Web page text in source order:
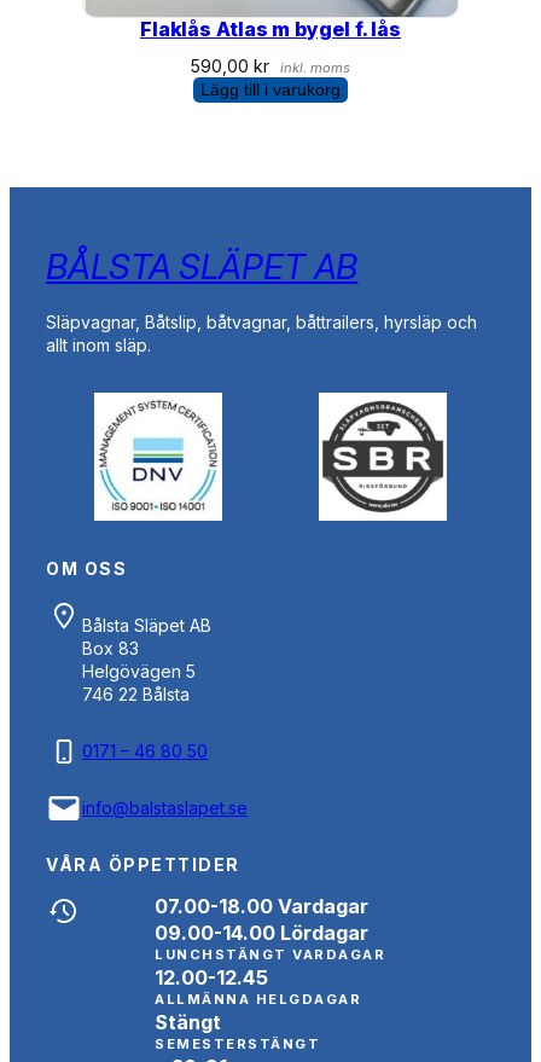
Flaklås Atlas m bygel f. lås
590,00kr inkl. moms
Lägg till i varukorg
BÅLSTA SLÄPET AB
Släpvagnar, Båtslip, båtvagnar, båttrailers, hyrsläp och
allt inom släp.
OM OSS
Bålsta Släpet AB
Box 83
Helgövägen 5
746 22 Bålsta
0171 – 46 80 50
info@balstaslapet.se
VÅRA ÖPPETTIDER
07.00-18.00 Vardagar
09.00-14.00 Lördagar
LUNCHSTÄNGT VARDAGAR
12.00-12.45
ALLMÄNNA HELGDAGAR
Stängt
SEMESTERSTÄNGT